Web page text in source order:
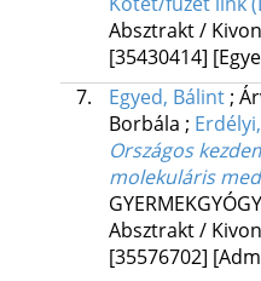
Absztrakt /
[35430414]
7.
Egyed, Bálint ;
Borbála ;
Országos
molekuláris
Absztrakt /
[35576702]